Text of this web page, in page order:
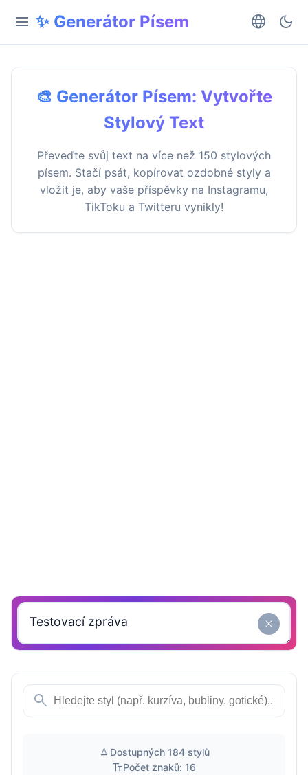
menu ✨ Generátor Písem language dark_mode
🎨 Generátor Písem: Vytvořte
Stylový Text
Převeďte svůj text na více než 150 stylových
písem. Stačí psát, kopírovat ozdobné styly a
vložit je, aby vaše příspěvky na Instagramu,
TikToku a Twitteru vynikly!
close
search
text_format Dostupných 184 stylů
text_fieldsPočet znaků: 16